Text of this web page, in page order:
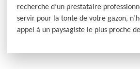
recherche d’un prestataire
servir pour la tonte de votre gazon,
appel à un paysagiste le plus proche